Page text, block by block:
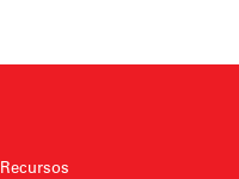
Recursos